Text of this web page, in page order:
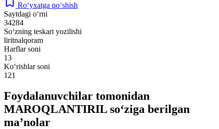
Ro‘yxatga qo‘shish
Saytdagi o‘rni
34284
So‘zning teskari yozilishi
liritnalqoram
Harflar soni
13
Ko‘rishlar soni
121
Foydalanuvchilar tomonidan
MAROQLANTIRIL so‘ziga berilgan
ma’nolar